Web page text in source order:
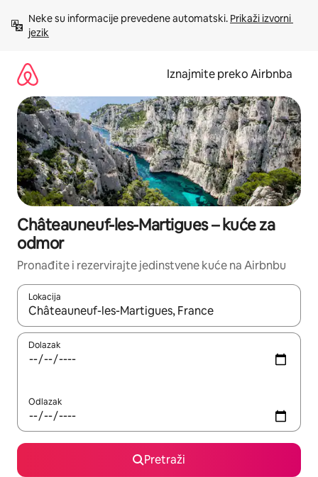
sadržaj
Neke su informacije prevedene automatski. Prikaži izvorni
jezik
Iznajmite preko Airbnba
Châteauneuf-les-Martigues – kuće za
odmor
Pronađite i rezervirajte jedinstvene kuće na Airbnbu
Lokacija
Kada budu dostupni rezultati, moći ćete ih pregledati
Dolazak
Odlazak
Pretraži